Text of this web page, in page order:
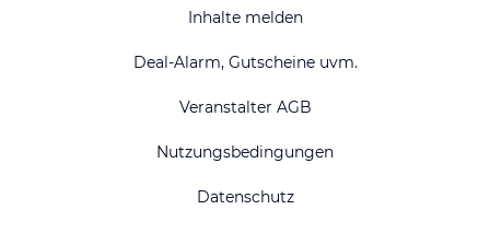
Inhalte melden
Deal-Alarm, Gutscheine uvm.
Veranstalter AGB
Nutzungsbedingungen
Datenschutz